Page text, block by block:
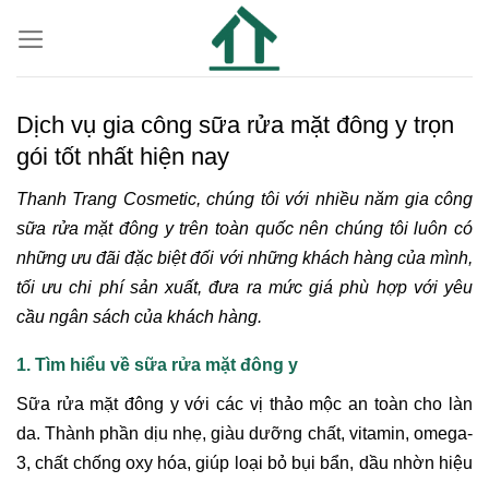
Dịch vụ gia công sữa rửa mặt đông y trọn
gói tốt nhất hiện nay
Thanh Trang Cosmetic, chúng tôi với nhiều năm gia công
sữa rửa mặt đông y trên toàn quốc nên chúng tôi luôn có
những ưu đãi đặc biệt đối với những khách hàng của mình,
tối ưu chi phí sản xuất, đưa ra mức giá phù hợp với yêu
cầu ngân sách của khách hàng.
1. Tìm hiểu về sữa rửa mặt đông y
Sữa rửa mặt đông y với các vị thảo mộc an toàn cho làn
da. Thành phần dịu nhẹ, giàu dưỡng chất, vitamin, omega-
3, chất chống oxy hóa, giúp loại bỏ bụi bẩn, dầu nhờn hiệu